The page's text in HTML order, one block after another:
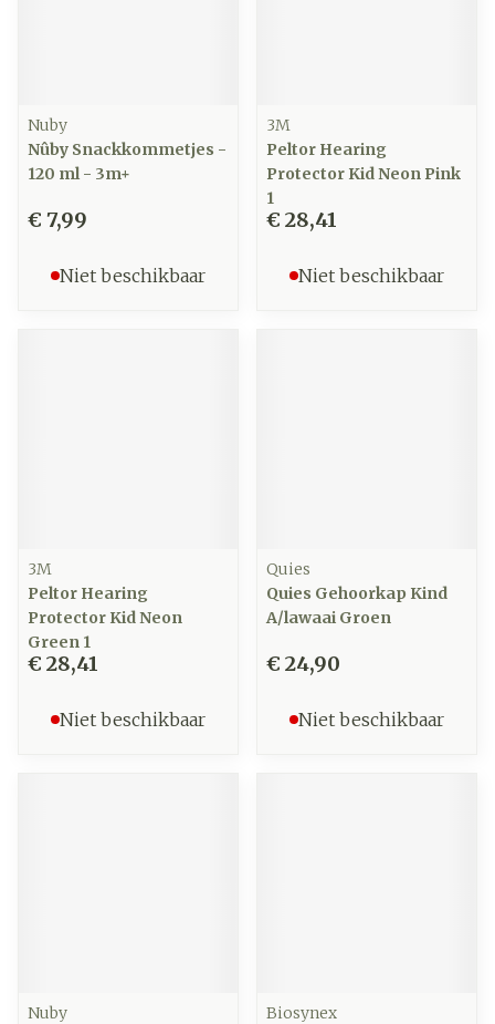
Nuby
Nûby Snackkommetjes -
120 ml - 3m+
€ 7,99
Niet beschikbaar
3M
Peltor Hearing
Protector Kid Neon Pink
1
€ 28,41
Niet beschikbaar
3M
Peltor Hearing
Protector Kid Neon
Green 1
€ 28,41
Niet beschikbaar
Quies
Quies Gehoorkap Kind
A/lawaai Groen
€ 24,90
Niet beschikbaar
Nuby
Biosynex